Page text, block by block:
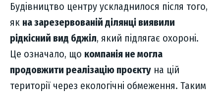
Будівництво центру ускладнилося після того,
як на зарезервованій ділянці виявили
рідкісний вид бджіл, який підлягає охороні.
Це означало, що компанія не могла
продовжити реалізацію проєкту на цій
території через екологічні обмеження. Таким